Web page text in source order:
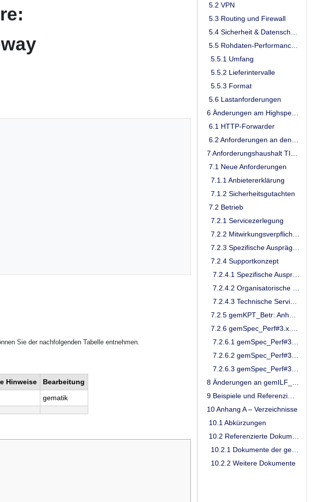
5.2 VPN
5.3 Routing und Firewall
5.5.1 Umfang
5.5.2 Lieferintervalle
5.5.3 Format
5.6 Lastanforderungen
6.1 HTTP-Forwarder
7.1 Neue Anforderungen
7.1.1 Anbietererklärung
7.1.2 Sicherheitsgutachten
7.2 Betrieb
7.2.1 Servicezerlegung
7.2.4 Supportkonzept
10 Anhang A – Verzeichnisse
10.1 Abkürzungen
10.2.2 Weitere Dokumente
Sie der nachfolgenden Tabelle entnehmen.
Hinweise
Bearbeitung
gematik